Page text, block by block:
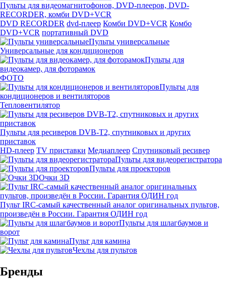
Пульты для видеомагнитофонов, DVD-плееров, DVD-
RECORDER, комби DVD+VCR
DVD RECORDER dvd-плеер Комби DVD+VCR Комбо
DVD+VCR портативный DVD
Пульты универсальные
Универсальные для кондиционеров
Пульты для
видеокамер, для фоторамок
ФОТО
Пульты для
кондиционеров и вентиляторов
Тепловентилятор
Пульты для ресиверов DVB-T2, спутниковых и других
приставок
HD-плеер TV приставки Медиаплеер Спутниковый ресивер
Пульты для видеорегистратора
Пульты для проекторов
Очки 3D
Пульт IRC-самый качественный аналог оригинальных пультов,
произведён в России. Гарантия ОДИН год
Пульты для шлагбаумов и
ворот
Пульт для камина
Чехлы для пультов
Бренды